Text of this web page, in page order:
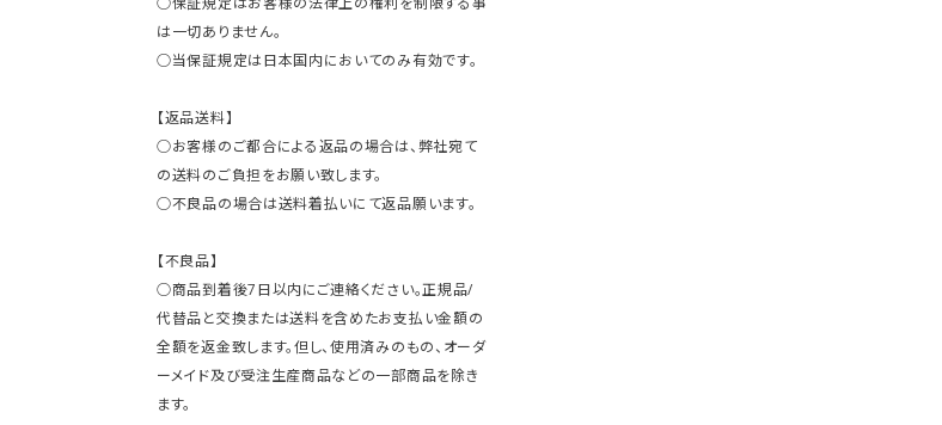
は一切ありません。
○当保証規定は日本国内においてのみ有効です。
【返品送料】
○お客様のご都合による返品の場合は、弊社宛て
の送料のご負担をお願い致します。
○不良品の場合は送料着払いにて返品願います。
【不良品】
○商品到着後7日以内にご連絡ください。正規品/
代替品と交換または送料を含めたお支払い金額の
全額を返金致します。但し、使用済みのもの、オーダ
ーメイド及び受注生産商品などの一部商品を除き
ます。